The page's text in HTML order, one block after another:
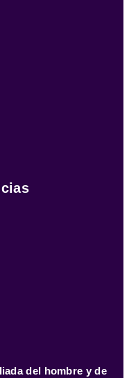
del hombre y de